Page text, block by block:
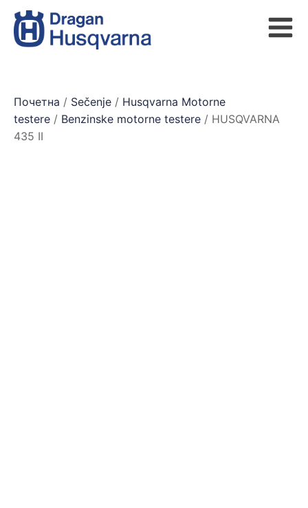
Почетна / Sečenje / Husqvarna Motorne
testere / Benzinske motorne testere / HUSQVARNA
435 II